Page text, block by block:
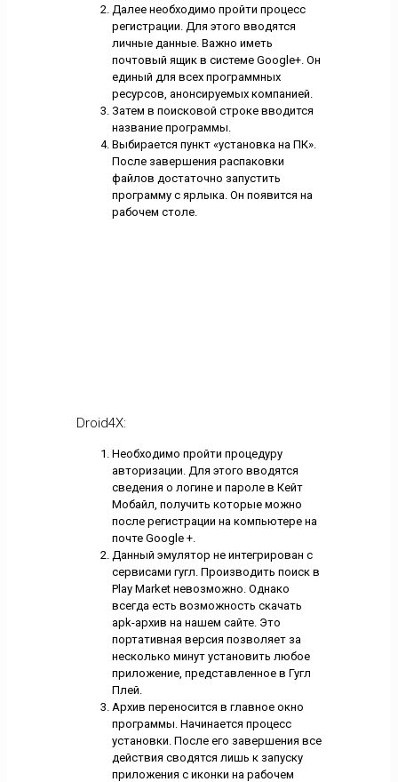
Далее необходимо пройти процесс
регистрации. Для этого вводятся
личные данные. Важно иметь
почтовый ящик в системе Google+. Он
единый для всех программных
ресурсов, анонсируемых компанией.
Затем в поисковой строке вводится
название программы.
Выбирается пункт «установка на ПК».
После завершения распаковки
файлов достаточно запустить
программу с ярлыка. Он появится на
рабочем столе.
Droid4X:
Необходимо пройти процедуру
авторизации. Для этого вводятся
сведения о логине и пароле в Кейт
Мобайл, получить которые можно
после регистрации на компьютере на
почте Google +.
Данный эмулятор не интегрирован с
сервисами гугл. Производить поиск в
Play Market невозможно. Однако
всегда есть возможность скачать
apk-архив на нашем сайте. Это
портативная версия позволяет за
несколько минут установить любое
приложение, представленное в Гугл
Плей.
Архив переносится в главное окно
программы. Начинается процесс
установки. После его завершения все
действия сводятся лишь к запуску
приложения с иконки на рабочем